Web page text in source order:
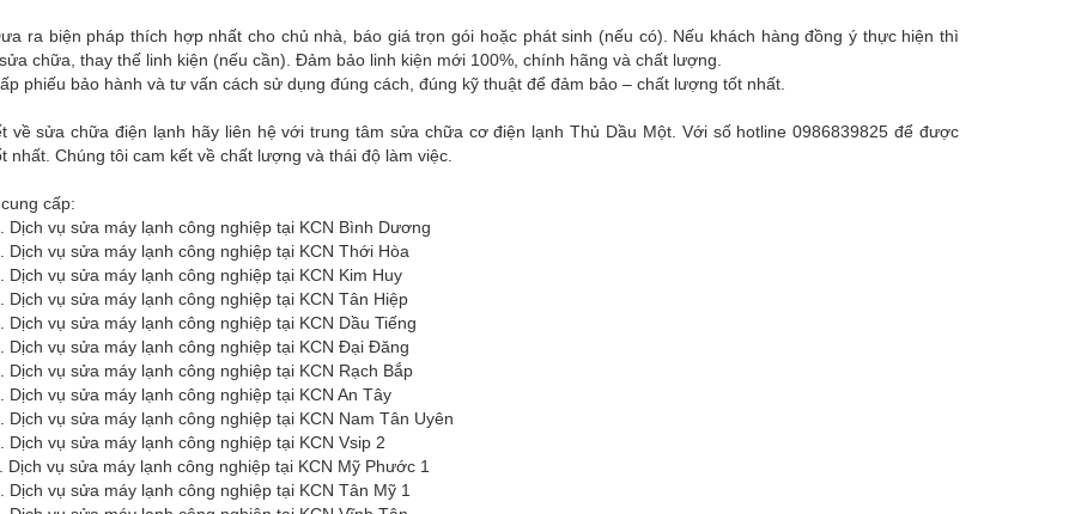
ra biện pháp thích hợp nhất cho chủ nhà, báo giá trọn gói hoặc phát sinh (nếu có). Nếu khách hàng đồng ý thực hiện thì
chữa, thay thế linh kiện (nếu cần). Đảm bảo linh kiện mới 100%, chính hãng và chất lượng.
phiếu bảo hành và tư vấn cách sử dụng đúng cách, đúng kỹ thuật để đảm bảo – chất lượng tốt nhất.
về sửa chữa điện lạnh hãy liên hệ với trung tâm sửa chữa cơ điện lạnh Thủ Dầu Một. Với số hotline 0986839825 để được
nhất. Chúng tôi cam kết về chất lượng và thái độ làm việc.
cấp:
sửa máy lạnh công nghiệp tại KCN Bình Dương
sửa máy lạnh công nghiệp tại KCN Thới Hòa
sửa máy lạnh công nghiệp tại KCN Kim Huy
sửa máy lạnh công nghiệp tại KCN Tân Hiệp
sửa máy lạnh công nghiệp tại KCN Dầu Tiếng
sửa máy lạnh công nghiệp tại KCN Đại Đăng
sửa máy lạnh công nghiệp tại KCN Rạch Bắp
sửa máy lạnh công nghiệp tại KCN An Tây
sửa máy lạnh công nghiệp tại KCN Nam Tân Uyên
vụ sửa máy lạnh công nghiệp tại KCN Vsip 2
vụ sửa máy lạnh công nghiệp tại KCN Mỹ Phước 1
vụ sửa máy lạnh công nghiệp tại KCN Tân Mỹ 1